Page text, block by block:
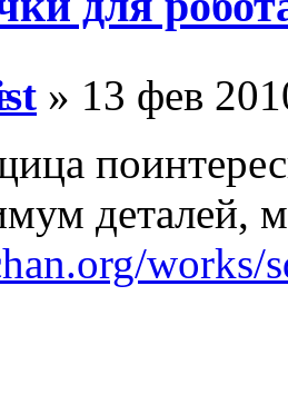
» 13 фев
деталей,
works/